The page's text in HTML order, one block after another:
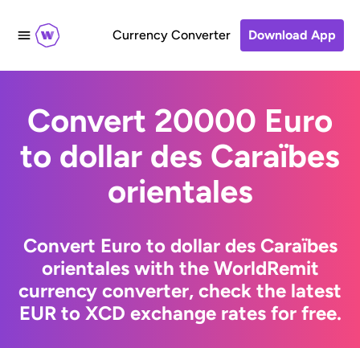
Currency Converter Download App
Convert 20000 Euro
to dollar des Caraïbes
orientales
Convert Euro to dollar des Caraïbes
orientales with the WorldRemit
currency converter, check the latest
EUR to XCD exchange rates for free.